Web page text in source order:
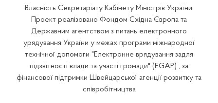
Власність Секретаріату Кабінету Міністрів України.
Проект реалізовано Фондом Східна Європа та
Державним агентством з питань електронного
урядування України у межах програми міжнародної
технічної допомоги "Електронне врядування задля
підзвітності влади та участі громади" (EGAP) , за
фінансової підтримки Швейцарської агенції розвитку та
співробітництва